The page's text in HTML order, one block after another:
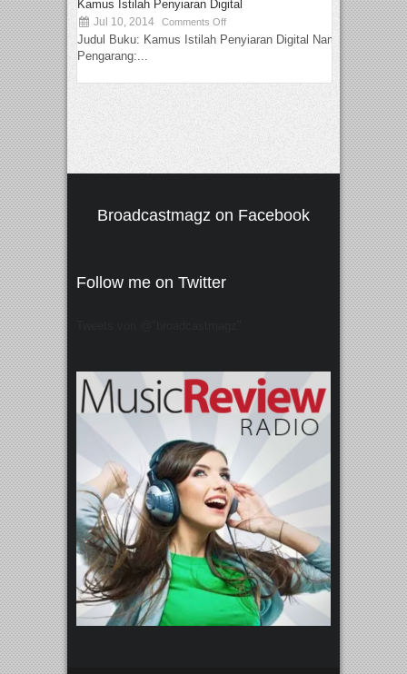
Kamus Istilah Penyiaran Digital
Jul 10, 2014 Comments Off
Judul Buku: Kamus Istilah Penyiaran Digital Nama
Pengarang:...
Broadcastmagz on Facebook
Follow me on Twitter